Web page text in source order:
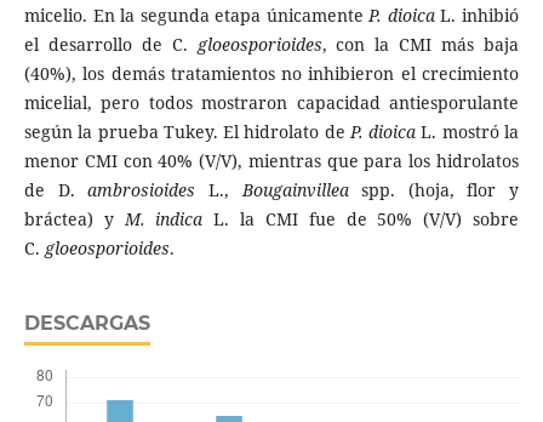
micelio. En la segunda etapa únicamenteP. dioicaL. inhibió
el desarrollo de C. gloeosporioides, con la CMI más baja
(40%), los demás tratamientos no inhibieron el crecimiento
micelial, pero todos mostraron capacidad antiesporulante
según la prueba Tukey. El hidrolato deP. dioica L. mostró la
menor CMI con 40% (V/V), mientras que para los hidrolatos
de D.ambrosioides L.,Bougainvilleaspp. (hoja, flor y
bráctea) yM. indica L. la CMI fue de 50% (V/V) sobre
C. gloeosporioides.
DESCARGAS